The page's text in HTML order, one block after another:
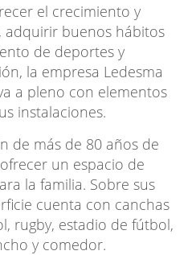
el crecimiento y
adquirir buenos hábitos
de deportes y
la empresa Ledesma
a pleno con elementos
instalaciones.
de más de 80 años de
un espacio de
la familia. Sobre sus
cuenta con canchas
rugby, estadio de fútbol,
y comedor.